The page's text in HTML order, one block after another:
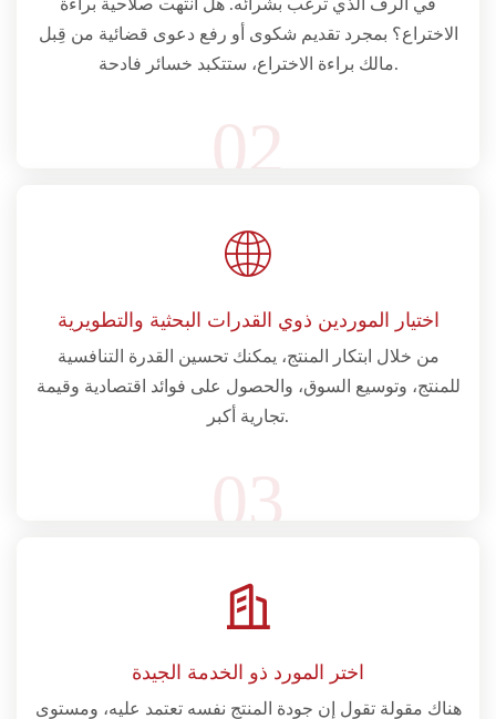
في الرف الذي ترغب بشرائه. هل انتهت صلاحية براءة
الاختراع؟ بمجرد تقديم شكوى أو رفع دعوى قضائية من قِبل
مالك براءة الاختراع، ستتكبد خسائر فادحة.
02
اختيار الموردين ذوي القدرات البحثية والتطويرية
من خلال ابتكار المنتج، يمكنك تحسين القدرة التنافسية
للمنتج، وتوسيع السوق، والحصول على فوائد اقتصادية وقيمة
تجارية أكبر.
03
اختر المورد ذو الخدمة الجيدة
هناك مقولة تقول إن جودة المنتج نفسه تعتمد عليه، ومستوى